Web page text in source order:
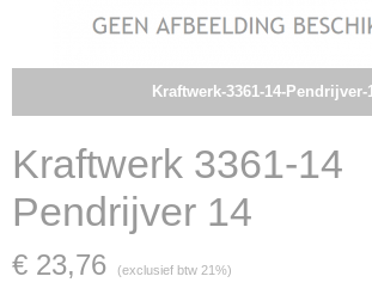
Kraftwerk-3361-14-Pendrijver-
Kraftwerk 3361-14
Pendrijver 14
€ 23,76 (exclusief btw 21%)